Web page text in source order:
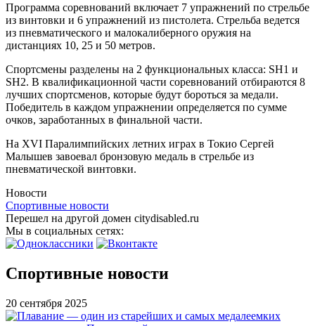
Программа соревнований включает 7 упражнений по стрельбе
из винтовки и 6 упражнений из пистолета. Стрельба ведется
из пневматического и малокалиберного оружия на
дистанциях 10, 25 и 50 метров.
Спортсмены разделены на 2 функциональных класса: SH1 и
SH2. В квалификационной части соревнований отбираются 8
лучших спортсменов, которые будут бороться за медали.
Победитель в каждом упражнении определяется по сумме
очков, заработанных в финальной части.
На XVI Паралимпийских летних играх в Токио Сергей
Малышев завоевал бронзовую медаль в стрельбе из
пневматической винтовки.
Новости
Спортивные новости
Перешел на другой домен citydisabled.ru
Мы в социальных сетях:
Спортивные новости
20 сентября 2025